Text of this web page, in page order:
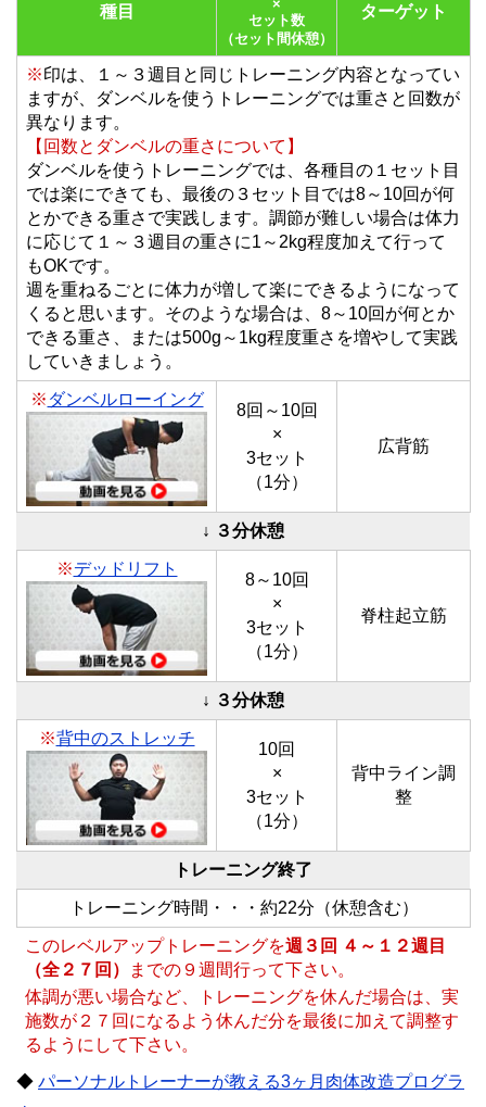
種目
×
セット数
（セット間休憩）
ターゲット
※印は、１～３週目と同じトレーニング内容となってい
ますが、ダンベルを使うトレーニングでは重さと回数が
異なります。
【回数とダンベルの重さについて】
ダンベルを使うトレーニングでは、各種目の１セット目
では楽にできても、 最後の３セット目では8～10回が何
とかできる重さで実践 します。調節が難しい場合は体力
に応じて１～３週目の重さに1～2kg程度加えて行って
もOKです。
週を重ねるごとに体力が増して楽にできるようになって
くると思います。そのような場合は、8～10回が何とか
できる重さ、または500g～1kg程度重さを増やして実践
していきましょう。
※ ダンベルローイング
8回～10回
×
3セット
（1分）
広背筋
↓ ３分休憩
※デッドリフト
8～10回
×
3セット
（1分）
脊柱起立筋
↓ ３分休憩
※背中のストレッチ
10回
×
3セット
（1分）
背中ライン調
整
トレーニング終了
トレーニング時間・・・約22分（休憩含む）
このレベルアップトレーニングを週３回 ４～１２週目
（全２７回）
までの９週間行って下さい。
体調が悪い場合など、トレーニングを休んだ場合は、実
施数が２７回になるよう休んだ分を最後に加えて調整す
るようにして下さい。
◆ パーソナルトレーナーが教える3ヶ月肉体改造プログラ